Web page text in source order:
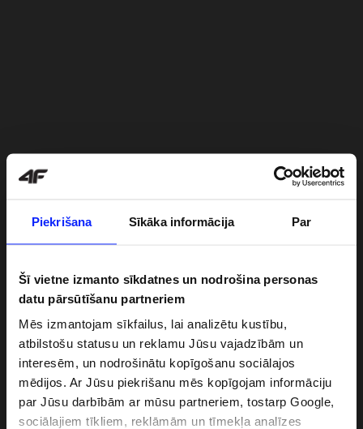
Piekrišana Sīkāka informācija Par
Šī vietne izmanto sīkdatnes un nodrošina personas
datu pārsūtīšanu partneriem
Mēs izmantojam sīkfailus, lai analizētu kustību,
atbilstošu statusu un reklamu Jūsu vajadzībām un
interesēm, un nodrošinātu kopīgošanu sociālajos
mēdijos. Ar Jūsu piekrišanu mēs kopīgojam informāciju
par Jūsu darbībām ar mūsu partneriem, tostarp Google,
sociālajiem tīkliem, reklāmām un tīmekļa analīzes